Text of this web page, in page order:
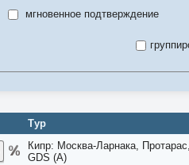
мгновенное подтверждение
Тур
Кипр: Москва-Ларнака, Протарас,
GDS (A)